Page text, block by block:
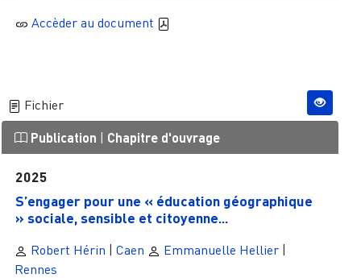
Accèder au document
Fichier
Publication Chapitre d'ouvrage
2025
S’engager pour une « éducation géographique
» sociale, sensible et citoyenne...
Robert Hérin | Caen Emmanuelle Hellier|
Rennes